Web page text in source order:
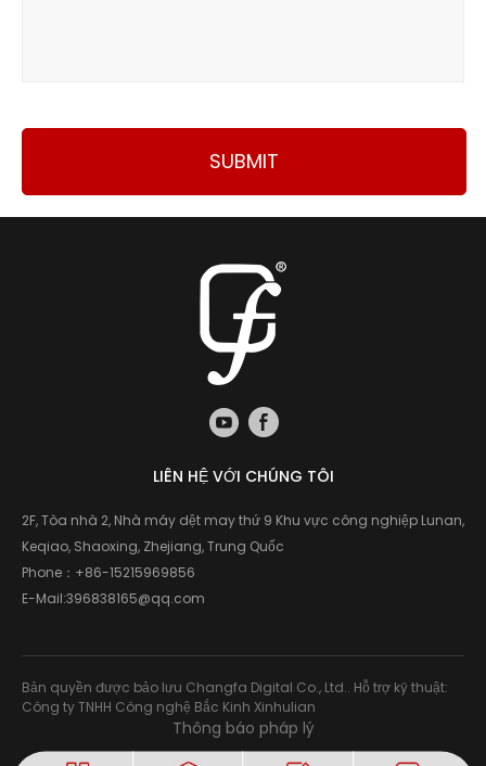
SUBMIT
LIÊN HỆ VỚI CHÚNG TÔI
2F, Tòa nhà 2, Nhà máy dệt may thứ 9 Khu vực công nghiệp Lunan,
Keqiao, Shaoxing, Zhejiang, Trung Quốc
Phone： +86-15215969856
E-Mail:396838165@qq.com
Bản quyền được bảo lưu Changfa Digital Co., Ltd.. Hỗ trợ kỹ thuật:
Công ty TNHH Công nghệ Bắc Kinh Xinhulian
Thông báo pháp lý